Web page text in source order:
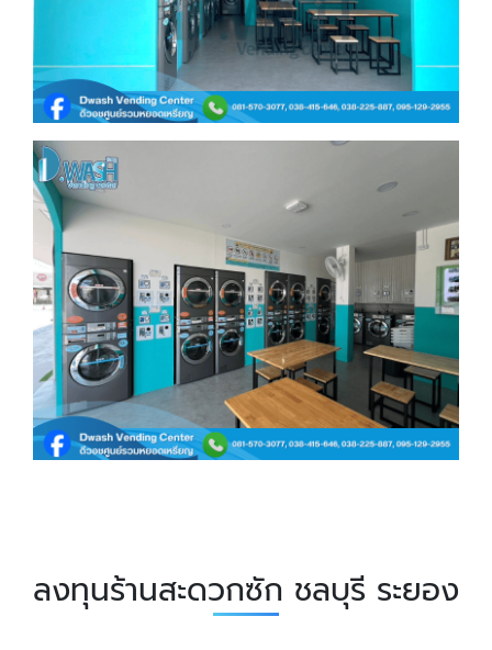
ลงทุนร้านสะดวกซัก ชลบุรี ระยอง